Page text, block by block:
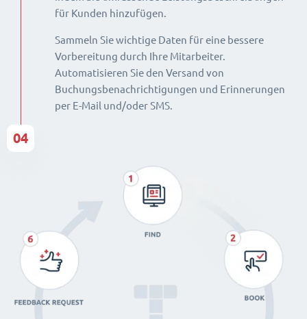
für Kunden hinzufügen.
Sammeln Sie wichtige Daten für eine bessere
Vorbereitung durch Ihre Mitarbeiter.
Automatisieren Sie den Versand von
Buchungsbenachrichtigungen und Erinnerungen
per E-Mail und/oder SMS.
04